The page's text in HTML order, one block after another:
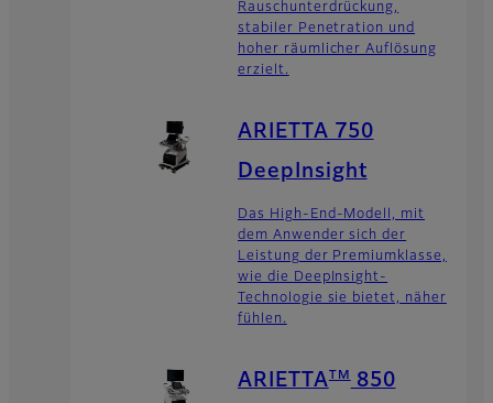
Rauschunterdrückung,
stabiler Penetration und
hoher räumlicher Auflösung
erzielt.
ARIETTA 750
DeepInsight
Das High-End-Modell, mit
dem Anwender sich der
Leistung der Premiumklasse,
wie die DeepInsight-
Technologie sie bietet, näher
fühlen.
ARIETTA TM 850